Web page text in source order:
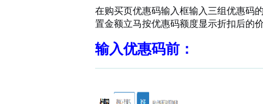
在购买页优惠码输入框输入三组优惠码
置金额立马按优惠码额度显示折扣后的
输入优惠码前：